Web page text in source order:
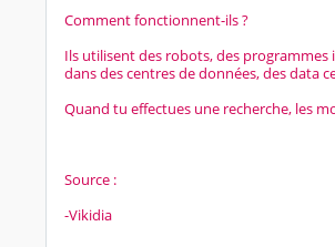
Comment fonctionnent-ils ?
Ils utilisent des robots, des
dans des centres de données, des data
Quand tu effectues une recherche, les
Source :
-Vikidia